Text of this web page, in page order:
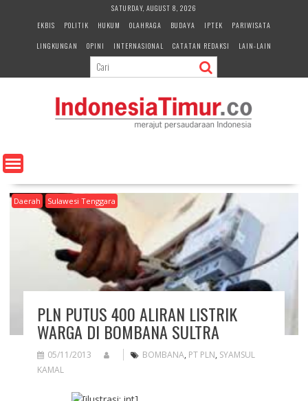
e
n
SATURDAY, AUGUST 8, 2026
EKBIS
POLITIK HUKUM OLAHRAGA BUDAYA IPTEK
PARIWISATA
LINGKUNGAN
OPINI INTERNASIONAL CATATAN REDAKSI LAIN-LAIN
Daerah Sulawesi Tenggara
PLN PUTUS 400 ALIRAN LISTRIK
WARGA DI BOMBANA SULTRA
05/11/2013 BOMBANA, PT PLN, SYAMSUL
KAMAL